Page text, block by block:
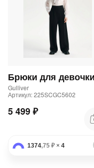
Gulliver
Артикул: 225SCGC5602
5 499 ₽
1374,75 ₽ × 4